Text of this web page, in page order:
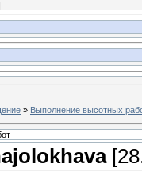
» Выполнение высотных